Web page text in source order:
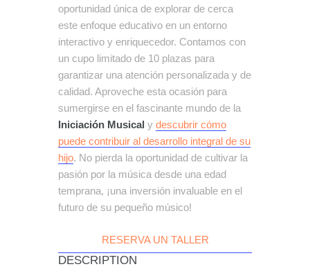
oportunidad única de explorar de cerca
este enfoque educativo en un entorno
interactivo y enriquecedor. Contamos con
un cupo limitado de 10 plazas para
garantizar una atención personalizada y de
calidad. Aproveche esta ocasión para
sumergirse en el fascinante mundo de la
Iniciación Musical y descubrir cómo
puede contribuir al desarrollo integral de su
hijo. No pierda la oportunidad de cultivar la
pasión por la música desde una edad
temprana, ¡una inversión invaluable en el
futuro de su pequeño músico!
RESERVA UN TALLER
DESCRIPTION